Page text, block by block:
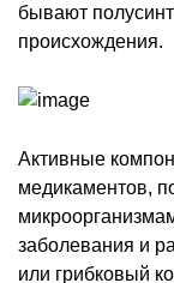
бывают
происхождения.
Активные
медикаментов,
заболевания и
или грибковый